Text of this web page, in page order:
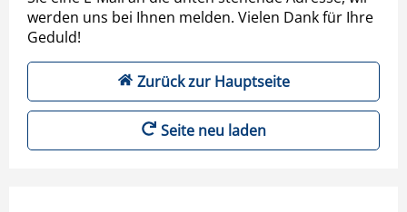
werden uns bei Ihnen melden. Vielen Dank für Ihre
Geduld!
Zurück zur Hauptseite
Seite neu laden